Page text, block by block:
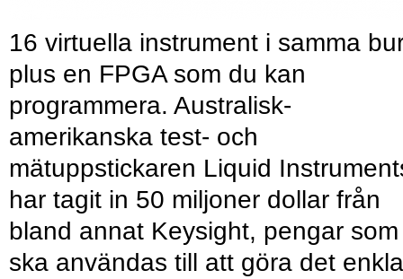
16 virtuella instrument i samma
plus en FPGA som du kan
programmera. Australisk-
amerikanska test- och
mätuppstickaren Liquid
har tagit in 50 miljoner dollar från
bland annat Keysight, pengar som
ska användas till att göra det